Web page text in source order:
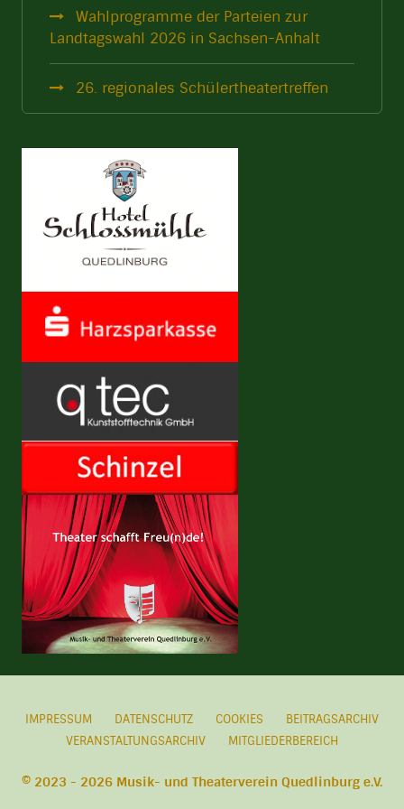
Wahlprogramme der Parteien zur
Landtagswahl 2026 in Sachsen-Anhalt
26. regionales Schülertheatertreffen
IMPRESSUM DATENSCHUTZ COOKIES
BEITRAGSARCHIV
VERANSTALTUNGSARCHIV
MITGLIEDERBEREICH
© 2023 - 2026 Musik- und Theaterverein Quedlinburg e.V.